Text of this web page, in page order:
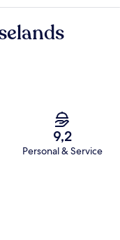
9,2
Personal & Service